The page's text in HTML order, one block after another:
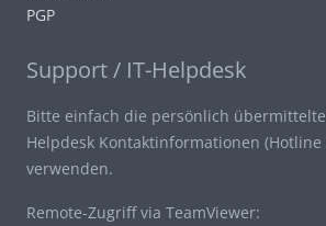
PGP
Support / IT-Helpdesk
Bitte einfach die persönlich
Helpdesk Kontaktinformationen (Hotline
verwenden.
Remote-Zugriff via TeamViewer: